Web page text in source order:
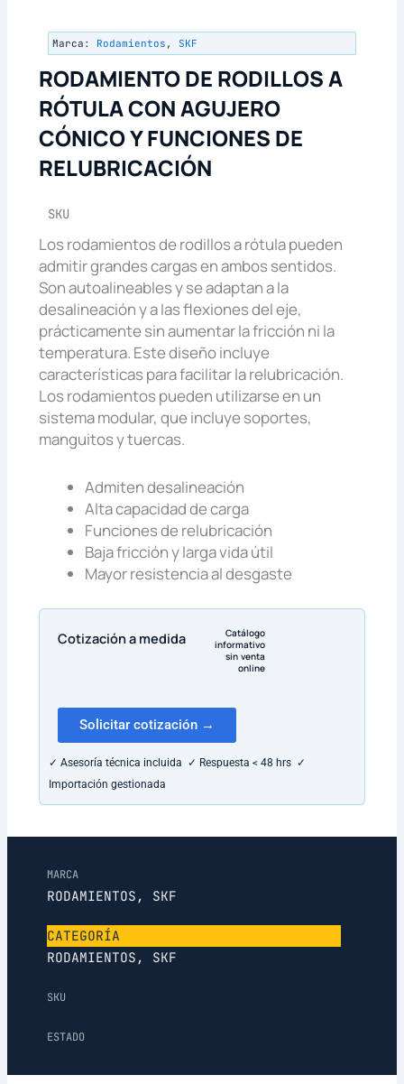
Marca: Rodamientos , SKF
RODAMIENTO DE RODILLOS A
RÓTULA CON AGUJERO
CÓNICO Y FUNCIONES DE
RELUBRICACIÓN
SKU
Los rodamientos de rodillos a rótula pueden
admitir grandes cargas en ambos sentidos.
Son autoalineables y se adaptan a la
desalineación y a las flexiones del eje,
prácticamente sin aumentar la fricción ni la
temperatura. Este diseño incluye
características para facilitar la relubricación.
Los rodamientos pueden utilizarse en un
sistema modular, que incluye soportes,
manguitos y tuercas.
Admiten desalineación
Alta capacidad de carga
Funciones de relubricación
Baja fricción y larga vida útil
Mayor resistencia al desgaste
Cotización a medida
Catálogo
informativo
sin venta
online
Solicitar cotización →
✓ Asesoría técnica incluida ✓ Respuesta < 48 hrs ✓
Importación gestionada
MARCA
RODAMIENTOS , SKF
CATEGORÍA
RODAMIENTOS , SKF
SKU
ESTADO